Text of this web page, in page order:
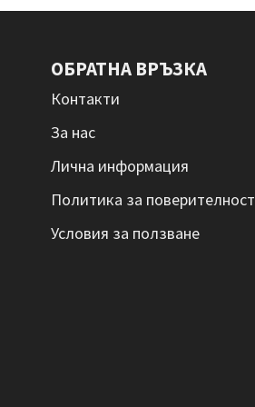
ОБРАТНА ВРЪЗКА
Контакти
За нас
Лична информация
Политика за поверителност
Условия за ползване